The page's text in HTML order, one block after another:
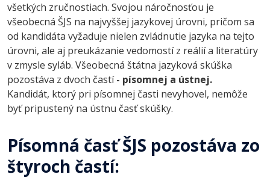
všetkých zručnostiach. Svojou náročnosťou je
všeobecná ŠJS na najvyššej jazykovej úrovni, pričom sa
od kandidáta vyžaduje nielen zvládnutie jazyka na tejto
úrovni, ale aj preukázanie vedomostí z reálií a literatúry
v zmysle syláb. Všeobecná štátna jazyková skúška
pozostáva z dvoch častí- písomnej a ústnej.
Kandidát, ktorý pri písomnej časti nevyhovel, nemôže
byť pripustený na ústnu časť skúšky.
Písomná časť ŠJS pozostáva zo
štyroch častí: